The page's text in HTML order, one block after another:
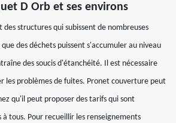
D Orb et ses environs
des structures qui subissent de nombreuses
des déchets puissent s'accumuler au niveau
des soucis d'étanchéité. Il est nécessaire
les problèmes de fuites. Pronet couverture peut
qu'il peut proposer des tarifs qui sont
à tous. Pour recueillir les renseignements